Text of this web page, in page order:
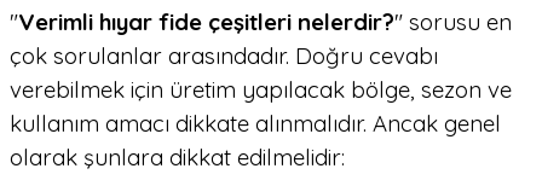
"Verimli hıyar fide çeşitleri nelerdir?" sorusu en
çok sorulanlar arasındadır. Doğru cevabı
verebilmek için üretim yapılacak bölge, sezon ve
kullanım amacı dikkate alınmalıdır. Ancak genel
olarak şunlara dikkat edilmelidir: